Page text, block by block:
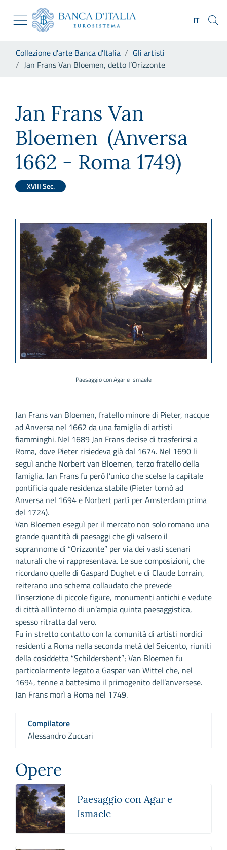
Skip to Main Content
Vai al sito istituzionale
Vai al menu di navigazione
Vai alla ricerca
Vai al footer
IT
Collezione d'arte Banca d'Italia
Gli artisti
Jan Frans Van Bloemen, detto l’Orizzonte
Jan Frans Van
Bloemen (Anversa
1662 - Roma 1749)
XVIII Sec.
Paesaggio con Agar e Ismaele
Jan Frans van Bloemen, fratello minore di Pieter, nacque
ad Anversa nel 1662 da una famiglia di artisti
fiamminghi. Nel 1689 Jan Frans decise di trasferirsi a
Roma, dove Pieter risiedeva già dal 1674. Nel 1690 li
seguì anche Norbert van Bloemen, terzo fratello della
famiglia. Jan Frans fu però l’unico che scelse la capitale
pontificia quale residenza stabile (Pieter tornò ad
Anversa nel 1694 e Norbert partì per Amsterdam prima
del 1724).
Van Bloemen eseguì per il mercato non solo romano una
grande quantità di paesaggi che gli valsero il
soprannome di “Orizzonte” per via dei vasti scenari
naturali che vi rappresentava. Le sue composizioni, che
ricordano quelle di Gaspard Dughet e di Claude Lorrain,
reiterano uno schema collaudato che prevede
l’inserzione di piccole figure, monumenti antichi e vedute
di città all’interno di un’ampia quinta paesaggistica,
spesso ritratta dal vero.
Fu in stretto contatto con la comunità di artisti nordici
residenti a Roma nella seconda metà del Seicento, riuniti
della cosiddetta “Schildersbent”; Van Bloemen fu
particolarmente legato a Gaspar van Wittel che, nel
1694, tenne a battesimo il primogenito dell’anversese.
Jan Frans morì a Roma nel 1749.
Compilatore
Alessandro Zuccari
Opere
Paesaggio con Agar e
Ismaele